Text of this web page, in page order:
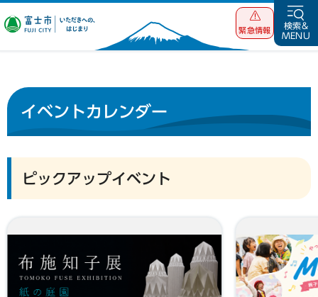
富士市 いただ
緊急情報
検索&
MENU
イベントカレンダー
ピックアップイベント